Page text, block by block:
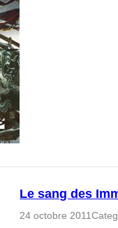
Le sang des
24 octobre 2011